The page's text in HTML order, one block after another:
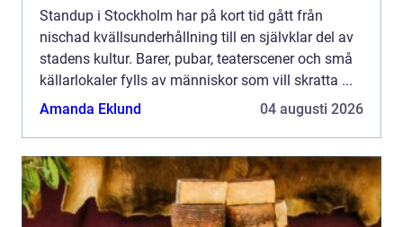
Standup i Stockholm har på kort tid gått från
nischad kvällsunderhållning till en självklar del av
stadens kultur. Barer, pubar, teaterscener och små
källarlokaler fylls av människor som vill skratta ...
Amanda Eklund
04 augusti 2026